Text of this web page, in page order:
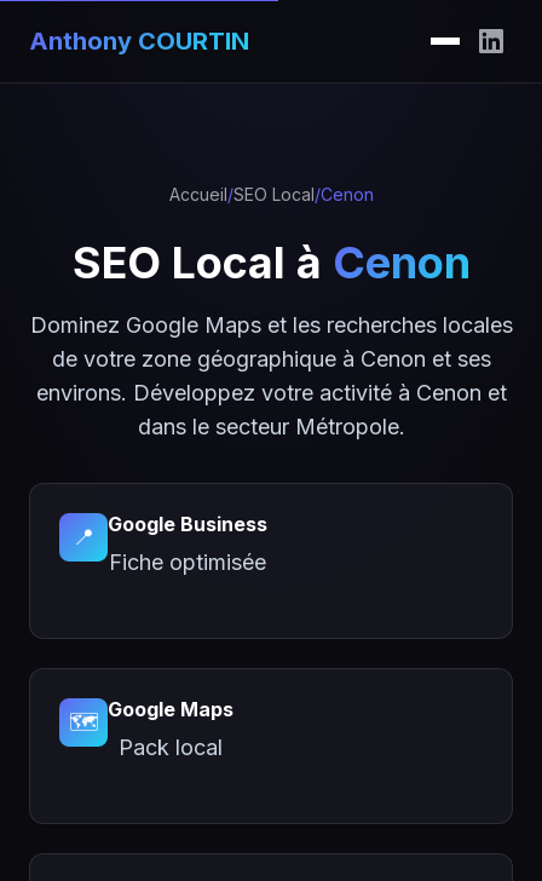
Anthony COURTIN
Accueil/SEO Local/Cenon
SEO Local à Cenon
Dominez Google Maps et les recherches locales
de votre zone géographique à Cenon et ses
environs. Développez votre activité à Cenon et
dans le secteur Métropole.
📍 Google Business
Fiche optimisée
🗺️ Google Maps
Pack local